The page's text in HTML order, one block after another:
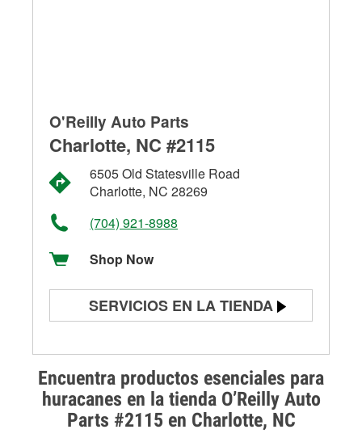
Encuentra productos esenciales para
huracanes en la tienda O’Reilly Auto
Parts #2115 en Charlotte, NC
O'Reilly Auto Parts
Charlotte, NC #2115
6505 Old Statesville Road
Charlotte, NC 28269
(704) 921-8988
Shop Now
SERVICIOS EN LA TIENDA
Prueba de alternadores y
arrancadores
Revisión de la luz "Check Engine"